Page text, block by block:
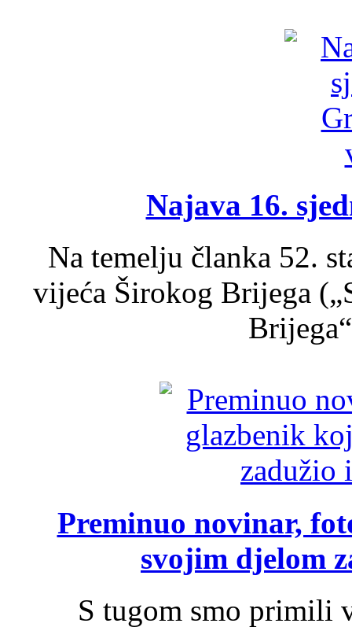
Najava 16.
Na temelju članka 52.
vijeća Širokog Brijega
Preminuo novinar,
svojim djelom
S tugom smo primili